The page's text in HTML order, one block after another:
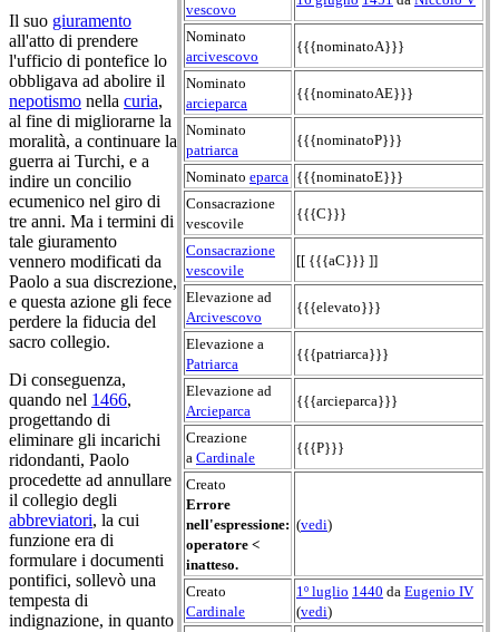
vescovo
Nominato
arcivescovo
{{{nominatoA}}}
Nominato
arcieparca
{{{nominatoAE}}}
Nominato
patriarca
{{{nominatoP}}}
Nominato eparca {{{nominatoE}}}
Consacrazione
vescovile
{{{C}}}
Consacrazione
vescovile
[[ {{{aC}}} ]]
Elevazione ad
Arcivescovo
{{{elevato}}}
Elevazione a
Patriarca
{{{patriarca}}}
Elevazione ad
Arcieparca
{{{arcieparca}}}
Creazione
a Cardinale
{{{P}}}
Creato
Errore
nell'espressione:
operatore <
inatteso.
(vedi)
Creato
Cardinale
1º luglio 1440 da Eugenio IV
(vedi)
Il suo giuramento
all'atto di prendere
l'ufficio di pontefice lo
obbligava ad abolire il
nepotismo nella curia,
al fine di migliorarne la
moralità, a continuare la
guerra ai Turchi, e a
indire un concilio
ecumenico nel giro di
tre anni. Ma i termini di
tale giuramento
vennero modificati da
Paolo a sua discrezione,
e questa azione gli fece
perdere la fiducia del
sacro collegio.
Di conseguenza,
quando nel 1466,
progettando di
eliminare gli incarichi
ridondanti, Paolo
procedette ad annullare
il collegio degli
abbreviatori, la cui
funzione era di
formulare i documenti
pontifici, sollevò una
tempesta di
indignazione, in quanto